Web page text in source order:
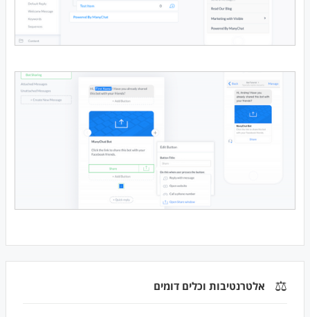
⚖️ אלטרנטיבות וכלים דומים